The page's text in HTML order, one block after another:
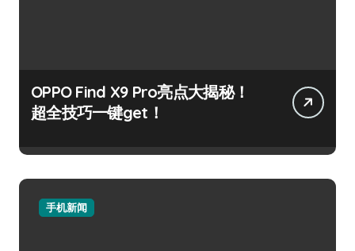
OPPO Find X9 Pro亮点大揭秘！
超全技巧一键get！
手机新闻